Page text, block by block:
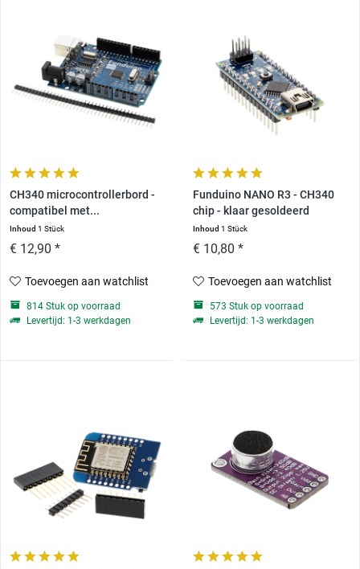
CH340 microcontrollerbord -
compatibel met...
Inhoud1 Stück
€ 12,90 *
Toevoegen aan watchlist
814 Stuk op voorraad
Levertijd: 1-3 werkdagen
Funduino NANO R3 - CH340
chip - klaar gesoldeerd
Inhoud 1 Stück
€ 10,80 *
Toevoegen aan watchlist
573 Stuk op voorraad
Levertijd: 1-3 werkdagen